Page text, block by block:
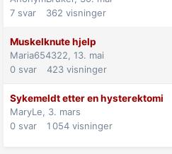
7 svar 362 visninger
Muskelknute hjelp
Maria654322, 13. mai
0 svar 423 visninger
Sykemeldt etter en hysterektomi
MaryLe, 3. mars
0 svar 1 054 visninger